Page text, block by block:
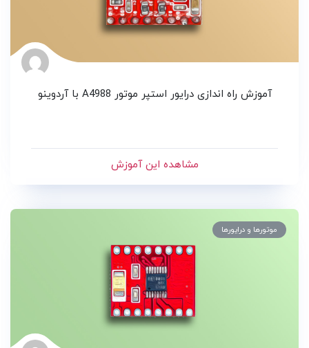
آموزش راه اندازی درایور استپر موتور A4988 با آردوینو
مشاهده این آموزش
موتورها و درایورها